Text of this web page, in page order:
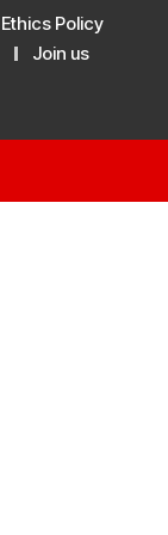
Ethics Policy
Join us